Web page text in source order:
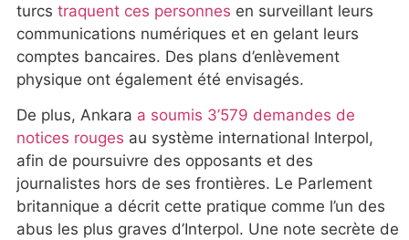
turcs traquent ces personnes en surveillant leurs
communications numériques et en gelant leurs
comptes bancaires. Des plans d’enlèvement
physique ont également été envisagés.
De plus, Ankara a soumis 3’579 demandes de
notices rouges au système international Interpol,
afin de poursuivre des opposants et des
journalistes hors de ses frontières. Le Parlement
britannique a décrit cette pratique comme l’un des
abus les plus graves d’Interpol. Une note secrète de